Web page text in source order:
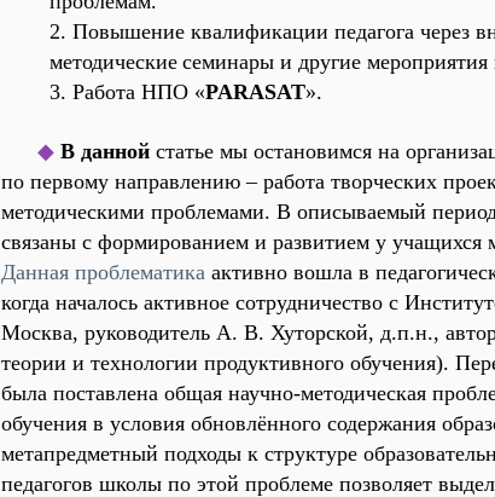
2. Повышение квалификации педагога через
методические семинары и другие
3. Работа НПО «PARASAT».
◆ В данной статье мы остановимся на
по первому направлению – работа творческих
методическими проблемами. В описываемый
связаны с формированием и развитием у учащихся
Данная проблематика активно вошла в
когда началось активное сотрудничество с
Москва, руководитель А. В. Хуторской, д.п.н.,
теории и технологии продуктивного обучения).
была поставлена общая научно-методическая
обучения в условия обновлённого содержания
метапредметный подходы к структуре
педагогов школы по этой проблеме позволяет